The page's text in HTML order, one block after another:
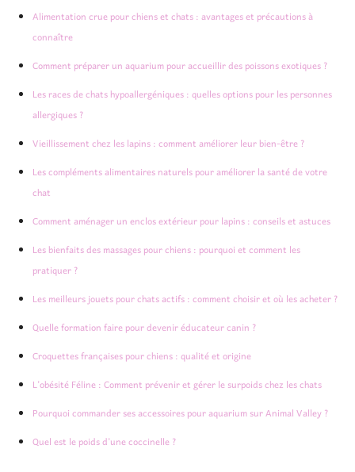
Alimentation crue pour chiens et chats : avantages et précautions à
connaître
Comment préparer un aquarium pour accueillir des poissons exotiques ?
Les races de chats hypoallergéniques : quelles options pour les personnes
allergiques ?
Vieillissement chez les lapins : comment améliorer leur bien-être ?
Les compléments alimentaires naturels pour améliorer la santé de votre
chat
Comment aménager un enclos extérieur pour lapins : conseils et astuces
Les bienfaits des massages pour chiens : pourquoi et comment les
pratiquer ?
Les meilleurs jouets pour chats actifs : comment choisir et où les acheter ?
Quelle formation faire pour devenir éducateur canin ?
Croquettes françaises pour chiens : qualité et origine
L’obésité Féline : Comment prévenir et gérer le surpoids chez les chats
Pourquoi commander ses accessoires pour aquarium sur Animal Valley ?
Quel est le poids d’une coccinelle ?